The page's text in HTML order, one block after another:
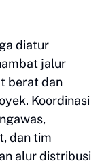
diatur
jalur
berat dan
Koordinasi
dan tim
alur distribusi